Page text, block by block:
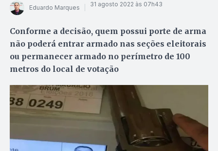
Eduardo Marques 31 agosto 2022 às 07h43
Conforme a decisão, quem possui porte de arma
não poderá entrar armado nas seções eleitorais
ou permanecer armado no perímetro de 100
metros do local de votação